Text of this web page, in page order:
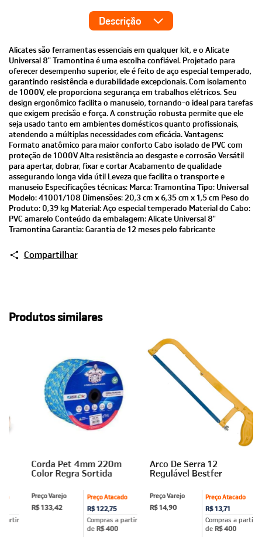
Descrição
Alicates são ferramentas essenciais em qualquer kit, e o Alicate
Universal 8" Tramontina é uma escolha confiável. Projetado para
oferecer desempenho superior, ele é feito de aço especial temperado,
garantindo resistência e durabilidade excepcionais. Com isolamento
de 1000V, ele proporciona segurança em trabalhos elétricos. Seu
design ergonômico facilita o manuseio, tornando-o ideal para tarefas
que exigem precisão e força. A construção robusta permite que ele
seja usado tanto em ambientes domésticos quanto profissionais,
atendendo a múltiplas necessidades com eficácia. Vantagens:
Formato anatômico para maior conforto Cabo isolado de PVC com
proteção de 1000V Alta resistência ao desgaste e corrosão Versátil
para apertar, dobrar, fixar e cortar Acabamento de qualidade
assegurando longa vida útil Leveza que facilita o transporte e
manuseio Especificações técnicas: Marca: Tramontina Tipo: Universal
Modelo: 41001/108 Dimensões: 20,3 cm x 6,35 cm x 1,5 cm Peso do
Produto: 0,39 kg Material: Aço especial temperado Material do Cabo:
PVC amarelo Conteúdo da embalagem: Alicate Universal 8"
Tramontina Garantia: Garantia de 12 meses pelo fabricante
Compartilhar
Produtos similares
partir
Corda Pet 4mm 220m
Color Regra Sortida
Preço Atacado
R$ 122,75
Compras a partir
de R$ 400
Preço Varejo
R$ 133,42
Arco De Serra 12
Regulável Bestfer
Preço Atacado
R$ 13,71
Compras a partir
de R$ 400
Preço Varejo
R$ 14,90